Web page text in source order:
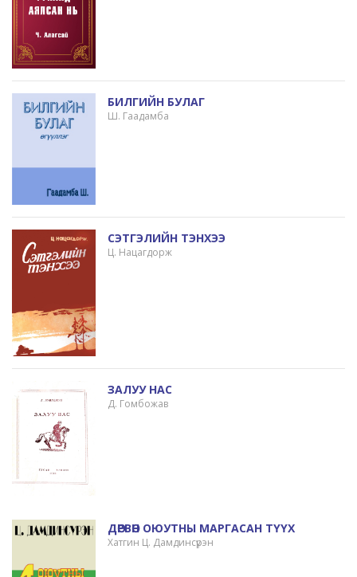
БИЛГИЙН БУЛАГ
Ш. Гаадамба
СЭТГЭЛИЙН ТЭНХЭЭ
Ц. Нацагдорж
ЗАЛУУ НАС
Д. Гомбожав
ДӨРВӨН ОЮУТНЫ МАРГАСАН ТҮҮХ
Хатгин Ц. Дамдинсүрэн